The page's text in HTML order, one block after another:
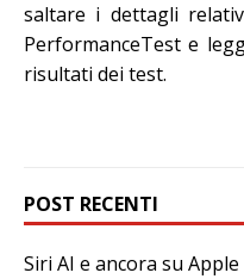
saltare i dettagli
PerformanceTest e
risultati dei test.
POST RECENTI
Siri AI e ancora su